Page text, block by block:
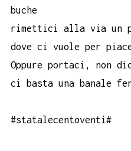
buche
rimettici alla via un
dove ci vuole per
Oppure portaci, non
ci basta una banale
#statalecentoventi#